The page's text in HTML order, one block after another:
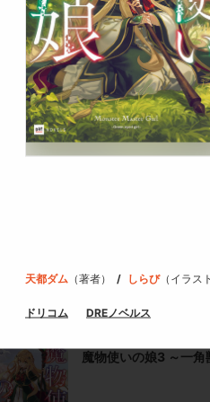
魔物使いの娘 ～緑の
魔物使いの娘3 ～一
天都ダム （著者） しらび（イラス
ドリコム DREノベルス